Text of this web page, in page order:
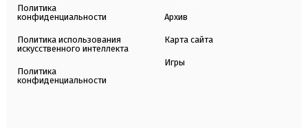
Политика
конфиденциальности
Политика использования
искусственного интеллекта
Политика
конфиденциальности
Архив
Карта сайта
Игры